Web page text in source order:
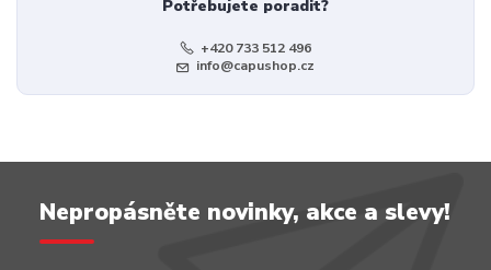
Potřebujete poradit?
+420 733 512 496
info@capushop.cz
Nepropásněte novinky, akce a slevy!